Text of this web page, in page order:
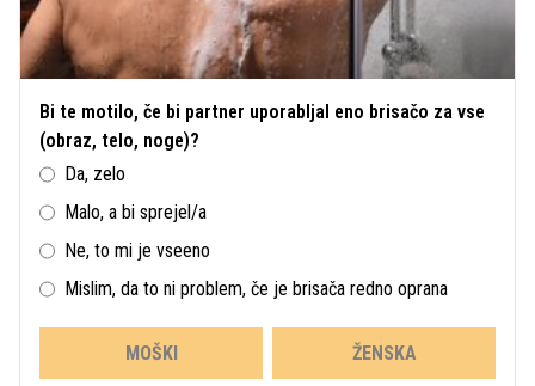
Bi te motilo, če bi partner uporabljal eno brisačo za vse
(obraz, telo, noge)?
Da, zelo
Malo, a bi sprejel/a
Ne, to mi je vseeno
Mislim, da to ni problem, če je brisača redno oprana
MOŠKI ŽENSKA